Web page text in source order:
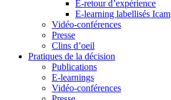
E-retour d’expérience
E-learning labellisés Icam
Vidéo-conférences
Presse
Clins d’oeil
Pratiques de la décision
Publications
E-learnings
Vidéo-conférences